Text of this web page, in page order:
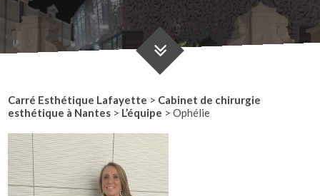
Consultations
Simulation 3D
Carré Esthétique Lafayette > Cabinet de chirurgie
esthétique à Nantes > L’équipe >Ophélie